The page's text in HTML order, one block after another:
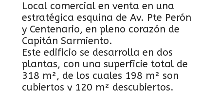
Local comercial en venta en una
estratégica esquina de Av. Pte Perón
y Centenario, en pleno corazón de
Capitán Sarmiento.
Este edificio se desarrolla en dos
plantas, con una superficie total de
318 m², de los cuales 198 m² son
cubiertos y 120 m² descubiertos.